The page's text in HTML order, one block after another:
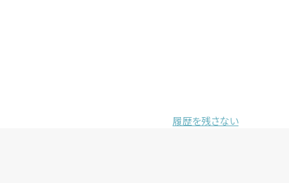
履歴を残さない